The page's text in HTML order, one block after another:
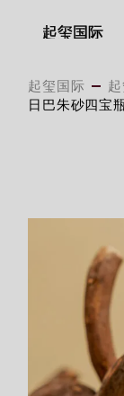
起玺国际
起玺国际
日巴朱砂四宝